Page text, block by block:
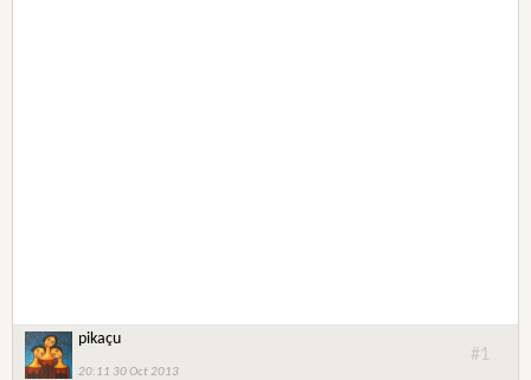
pikaçu
20:11 30 Oct 2013
#1